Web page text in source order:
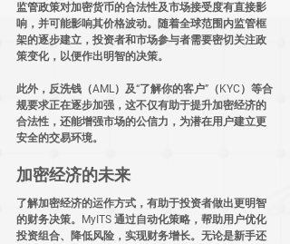
监管政策对加密货币的合法性及市场接受度有直接影
响，并可能影响其价格波动。随着全球范围内监管框
架的逐步建立，投资者和市场参与者需要密切关注政
策变化，以便作出明智的决策。
此外，反洗钱（AML）及“了解你的客户”（KYC）等合
规要求正在逐步加强，这不仅有助于提升加密经济的
合法性，还能增强市场的公信力，为潜在用户建立更
安全的交易环境。
加密经济的未来
了解加密经济的运作方式，有助于投资者做出更明智
的财务决策。
MyITS 通过自动化策略，帮助用户优化
投资组合、降低风险，实现财务增长。无论是新手还